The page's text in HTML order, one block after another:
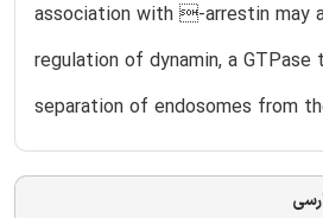
association with -arrestin may
regulation of dynamin, a
separation of endosomes from